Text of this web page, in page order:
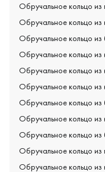
Обручальное кольцо
Обручальное кольцо
Обручальное кольцо
Обручальное кольцо
Обручальное кольцо
Обручальное кольцо
Обручальное кольцо
Обручальное кольцо
Обручальное кольцо
Обручальное кольцо
Обручальное кольцо